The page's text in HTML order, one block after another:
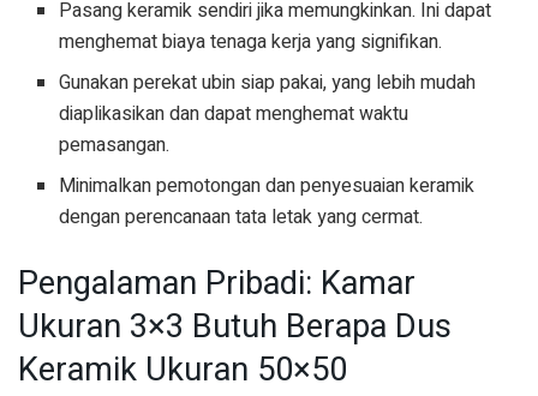
Pasang keramik sendiri jika memungkinkan. Ini dapat
menghemat biaya tenaga kerja yang signifikan.
Gunakan perekat ubin siap pakai, yang lebih mudah
diaplikasikan dan dapat menghemat waktu
pemasangan.
Minimalkan pemotongan dan penyesuaian keramik
dengan perencanaan tata letak yang cermat.
Pengalaman Pribadi: Kamar
Ukuran 3×3 Butuh Berapa Dus
Keramik Ukuran 50×50